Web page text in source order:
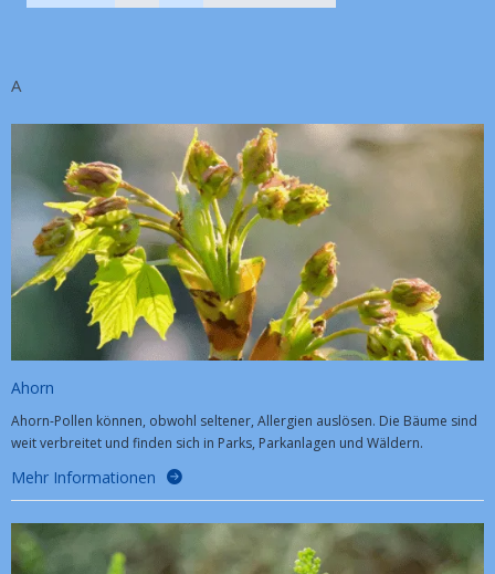
A
Ahorn
Ahorn-Pollen können, obwohl seltener, Allergien auslösen. Die Bäume sind
weit verbreitet und finden sich in Parks, Parkanlagen und Wäldern.
Mehr Informationen